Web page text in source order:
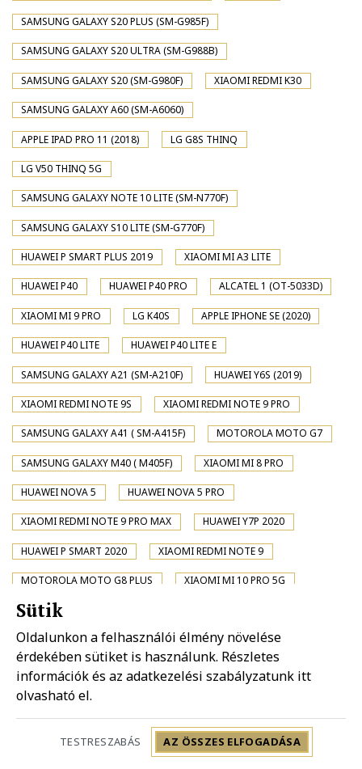
SAMSUNG GALAXY S20 PLUS (SM-G985F)
SAMSUNG GALAXY S20 ULTRA (SM-G988B)
SAMSUNG GALAXY S20 (SM-G980F) XIAOMI REDMI K30
SAMSUNG GALAXY A60 (SM-A6060)
APPLE IPAD PRO 11 (2018) LG G8S THINQ
LG V50 THINQ 5G
SAMSUNG GALAXY NOTE 10 LITE (SM-N770F)
SAMSUNG GALAXY S10 LITE (SM-G770F)
HUAWEI P SMART PLUS 2019 XIAOMI MI A3 LITE
HUAWEI P40 HUAWEI P40 PRO ALCATEL 1 (OT-5033D)
XIAOMI MI 9 PRO LG K40S APPLE IPHONE SE (2020)
HUAWEI P40 LITE HUAWEI P40 LITE E
SAMSUNG GALAXY A21 (SM-A210F) HUAWEI Y6S (2019)
XIAOMI REDMI NOTE 9S XIAOMI REDMI NOTE 9 PRO
SAMSUNG GALAXY A41 ( SM-A415F) MOTOROLA MOTO G7
SAMSUNG GALAXY M40 ( M405F) XIAOMI MI 8 PRO
HUAWEI NOVA 5 HUAWEI NOVA 5 PRO
XIAOMI REDMI NOTE 9 PRO MAX HUAWEI Y7P 2020
HUAWEI P SMART 2020 XIAOMI REDMI NOTE 9
MOTOROLA MOTO G8 PLUS XIAOMI MI 10 PRO 5G
XIAOMI MI 10 5G
XIAOMI POCO X2 SAMSUNG GALAXY A01 ( SM-A015F)
SAMSUNG GALAXY A31 ( SM-A315F) XIAOMI REDMI K20 PRO
XIAOMI REDMI K20 PRO PREMIUM
MOTOROLA MOTO G8 PLAY HUAWEI NOVA 4
SONY XPERIA 1 II
Sütik
Oldalunkon a felhasználói élmény növelése
érdekében sütiket is használunk. Részletes
információk és az adatkezelési szabályzatunk itt
olvasható el.
TESTRESZABÁS AZ ÖSSZES ELFOGADÁSA